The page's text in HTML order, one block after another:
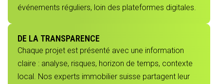
événements réguliers, loin des plateformes digitales.
DE LA TRANSPARENCE
Chaque projet est présenté avec une information
claire : analyse, risques, horizon de temps, contexte
local. Nos experts immobilier suisse partagent leur